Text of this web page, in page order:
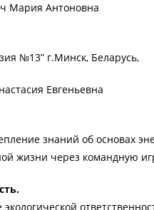
Мария Антоновна
№13” г.Минск, Беларусь,
Евгеньевна
знаний об основах
жизни через командную
экологической